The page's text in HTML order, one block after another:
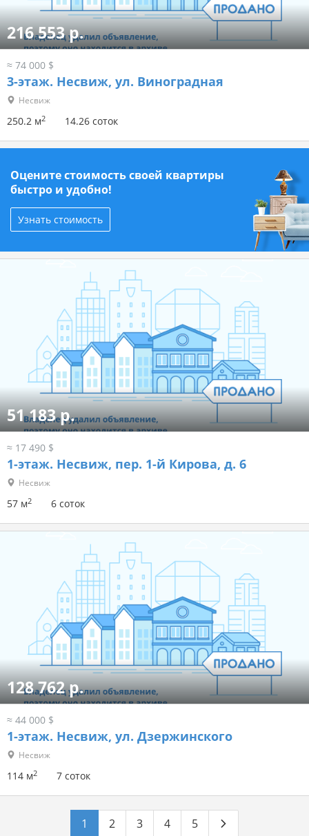
216 553 р.
≈ 74 000 $
3-этаж. Несвиж, ул. Виноградная
Несвиж
250.2 м2 14.26 соток
Оцените стоимость своей квартиры
быстро и удобно!
Узнать стоимость
51 183 р.
≈ 17 490 $
1-этаж. Несвиж, пер. 1-й Кирова, д. 6
Несвиж
57 м2 6 соток
128 762 р.
≈ 44 000 $
1-этаж. Несвиж, ул. Дзержинского
Несвиж
114 м2 7 соток
1 2 3 4 5